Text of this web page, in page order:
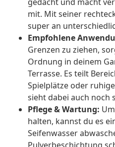
mit. Mit seiner
super an
Empfohlene
Grenzen zu ziehen,
Ordnung in deinem
Terrasse. Es teilt
Spielplätze oder
sieht dabei auch noch
Pflege & Wartung:
halten, kannst du es
Seifenwasser